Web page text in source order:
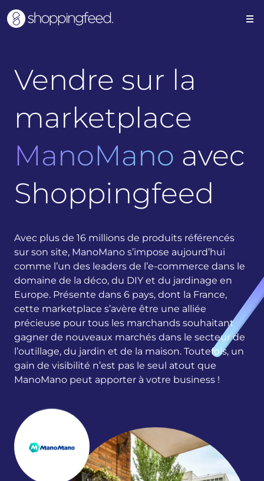
Vendre sur la
marketplace
ManoMano avec
Shoppingfeed
Avec plus de 16 millions de produits référencés
sur son site, ManoMano s’impose aujourd’hui
comme l’un des leaders de l’e-commerce dans le
domaine de la déco, du DIY et du jardinage en
Europe. Présente dans 6 pays, dont la France,
cette marketplace s’avère être une alliée
précieuse pour tous les marchands souhaitant
gagner de nouveaux marchés dans le secteur de
l’outillage, du jardin et de la maison. Toutefois, un
gain de visibilité n’est pas le seul atout que
ManoMano peut apporter à votre business !